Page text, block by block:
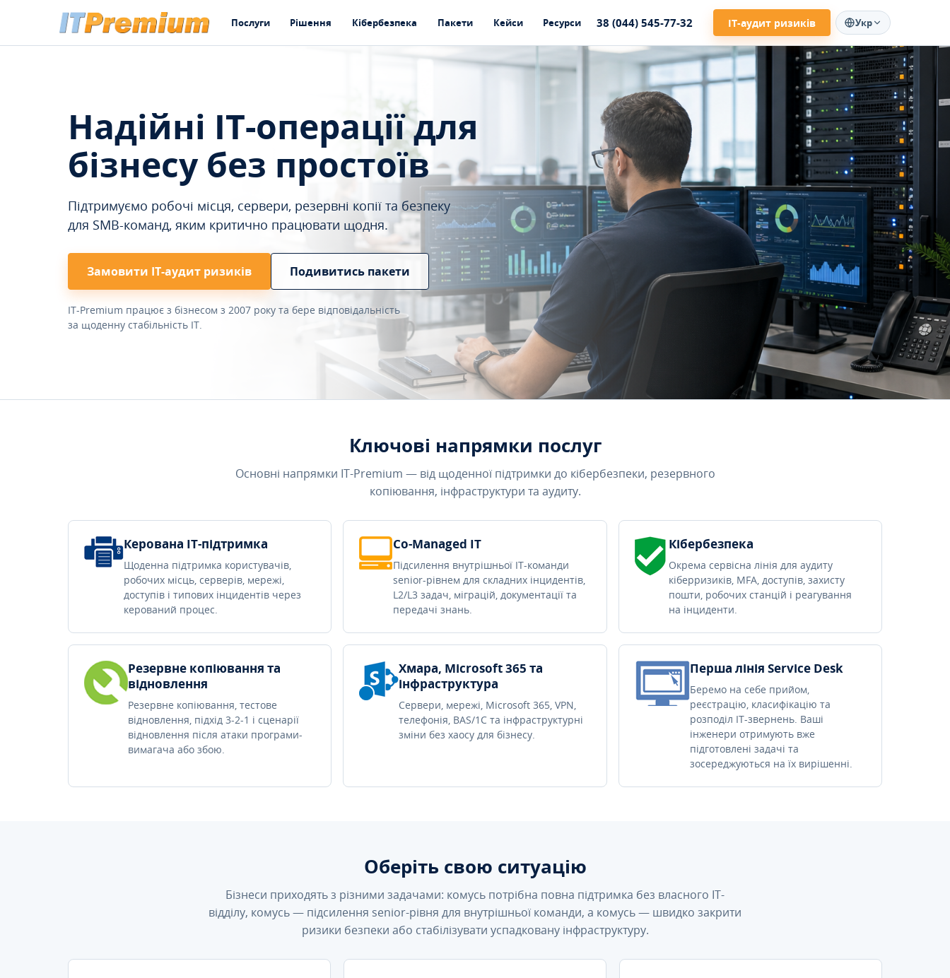
Послуги Рішення Кібербезпека Пакети Кейси Ресурси 38 (044) 545-77-32 ІТ-аудит ризиків Укр
Надійні IT-операції для
бізнесу без простоїв
Підтримуємо робочі місця, сервери, резервні копії та безпеку
для SMB-команд, яким критично працювати щодня.
Замовити ІТ-аудит ризиків Подивитись пакети
IT-Premium працює з бізнесом з 2007 року та бере відповідальність
за щоденну стабільність IT.
Ключові напрямки послуг
Основні напрямки IT-Premium — від щоденної підтримки до кібербезпеки, резервного
копіювання, інфраструктури та аудиту.
Керована IT-підтримка
Щоденна підтримка користувачів,
робочих місць, серверів, мережі,
доступів і типових інцидентів через
керований процес.
Co-Managed IT
Підсилення внутрішньої IT-команди
senior-рівнем для складних інцидентів,
L2/L3 задач, міграцій, документації та
передачі знань.
Кібербезпека
Окрема сервісна лінія для аудиту
кіберризиків, MFA, доступів, захисту
пошти, робочих станцій і реагування
на інциденти.
Резервне копіювання та
відновлення
Резервне копіювання, тестове
відновлення, підхід 3-2-1 і сценарії
відновлення після атаки програми-
вимагача або збою.
Хмара, Microsoft 365 та
інфраструктура
Сервери, мережі, Microsoft 365, VPN,
телефонія, BAS/1C та інфраструктурні
зміни без хаосу для бізнесу.
Перша лінія Service Desk
Беремо на себе прийом,
реєстрацію, класифікацію та
розподіл IT-звернень. Ваші
інженери отримують вже
підготовлені задачі та
зосереджуються на їх вирішенні.
Оберіть свою ситуацію
Бізнеси приходять з різними задачами: комусь потрібна повна підтримка без власного IT-
відділу, комусь — підсилення senior-рівня для внутрішньої команди, а комусь — швидко закрити
ризики безпеки або стабілізувати успадковану інфраструктуру.